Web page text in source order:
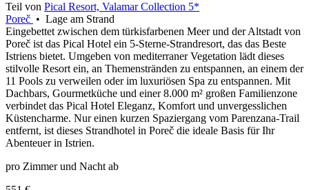
Teil von Pical Resort, Valamar Collection 5*
Poreč • Lage am Strand
Eingebettet zwischen dem türkisfarbenen Meer und der Altstadt von
Poreč ist das Pical Hotel ein 5-Sterne-Strandresort, das das Beste
Istriens bietet. Umgeben von mediterraner Vegetation lädt dieses
stilvolle Resort ein, an Themenstränden zu entspannen, an einem der
11 Pools zu verweilen oder im luxuriösen Spa zu entspannen. Mit
Dachbars, Gourmetküche und einer 8.000 m² großen Familienzone
verbindet das Pical Hotel Eleganz, Komfort und unvergesslichen
Küstencharme. Nur einen kurzen Spaziergang vom Parenzana-Trail
entfernt, ist dieses Strandhotel in Poreč die ideale Basis für Ihr
Abenteuer in Istrien.
pro Zimmer und Nacht ab